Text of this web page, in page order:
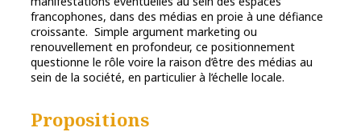
francophones, dans des médias en proie à une défiance
croissante. Simple argument marketing ou
renouvellement en profondeur, ce positionnement
questionne le rôle voire la raison d’être des médias au
sein de la société, en particulier à l’échelle locale.
Propositions